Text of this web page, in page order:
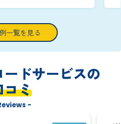
りました。
ッテリー端子へ確実に
を実施し、到着から約
一覧を見る
ドサービスの
コミ
-